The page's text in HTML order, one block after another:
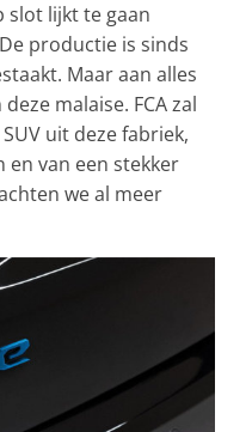
slot lijkt te gaan
productie is sinds
Maar aan alles
malaise. FCA zal
uit deze fabriek,
en van een stekker
we al meer